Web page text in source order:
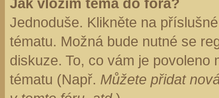
Jednoduše. Klikněte na
tématu. Možná bude nutné se
diskuze. To, co vám je
tématu (Např. Můžete přidat